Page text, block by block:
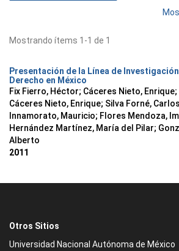
Mostrando ítems 1-1 de 1
Presentación de la Línea de
Derecho en México
Fix Fierro, Héctor; Cáceres Nieto, Enrique;
Cáceres Nieto, Enrique; Silva Forné, Carlos
Innamorato, Mauricio; Flores Mendoza,
Hernández Martínez, María del Pilar;
Alberto
2011
Otros Sitios
Universidad Nacional Autónoma de México